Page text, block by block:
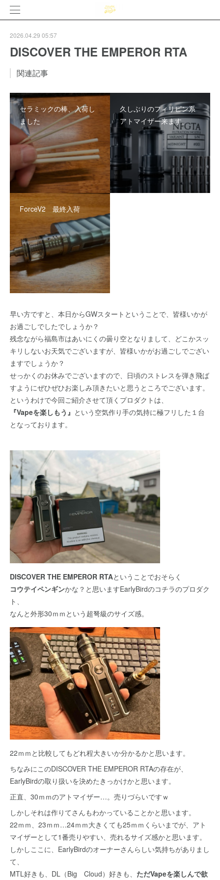
2026.04.29 05:57
DISCOVER THE EMPEROR RTA
関連記事
セラミックの棒、入荷し
ました
久しぶりのフィリピン系
アトマイザー来ます。
ForceV2 最終入荷
早い方ですと、本日からGWスタートということで、皆様いかが
お過ごしでしたでしょうか？
残念ながら福島市はあいにくの曇り空となりまして、どこかスッ
キリしないお天気でございますが、皆様いかがお過ごしでござい
ますでしょうか？
せっかくのお休みでございますので、日頃のストレスを弾き飛ば
すようにぜひぜひお楽しみ頂きたいと思うところでございます。
というわけで今回ご紹介させて頂くプロダクトは、
『Vapeを楽しもう』 という空気作り手の気持に極フリした１台
となっております。
DISCOVER THE EMPEROR RTAということでおそらく
コウテイペンギンかな？と思いますEarlyBirdのコチラのプロダク
ト、
なんと外形30ｍｍという超弩級のサイズ感。
22ｍｍと比較してもどれ程大きいか分かるかと思います。
ちなみにこのDISCOVER THE EMPEROR RTAの存在が、
EarlyBirdの取り扱いを決めたきっかけかと思います。
正直、30ｍｍのアトマイザー…。売りづらいですｗ
しかしそれは作りてさんもわかっていることかと思います。
22ｍｍ、23ｍｍ…24ｍｍ大きくても25ｍｍくらいまでが、アト
マイザーとして1番売りやすい、売れるサイズ感かと思います。
しかしここに、EarlyBirdのオーナーさんらしい気持ちがありまし
て、
MTL好きも、DL（Big Cloud）好きも、 ただVapeを楽しんで欲